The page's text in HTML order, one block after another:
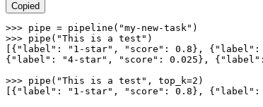
Copied
>>> pipe = pipeline( "my-new-task"
>>> pipe( "This is a test" )
[{ "label" : "1-star" , "score" : 0.8 }, { "label" :
{ "label" : "4-star" , "score" : 0.025 }, { "label"
>>> pipe( "This is a test" , top_k=2 )
[{ "label" : "1-star" , "score" : 0.8 }, { "label" :